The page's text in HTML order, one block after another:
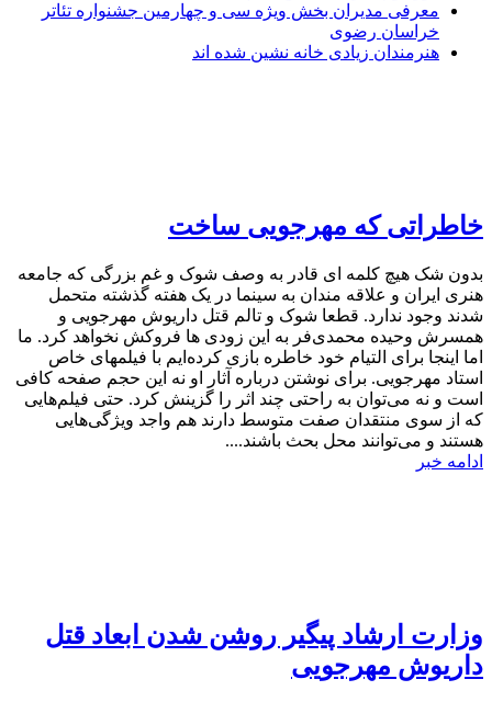
معرفی مدیران بخش ویژه سی و چهارمین جشنواره تئاتر
خراسان رضوی
هنرمندان زیادی خانه نشین شده اند
خاطراتی که مهرجویی ساخت
بدون شک هیچ کلمه ای قادر به وصف شوک و غم بزرگی که جامعه
هنری ایران و علاقه مندان به سینما در یک هفته گذشته متحمل
شدند وجود ندارد. قطعا شوک و تالم قتل داریوش مهرجویی و
همسرش وحیده محمدی‌فر به این زودی ها فروکش نخواهد کرد. ما
اما اینجا برای التیام خود خاطره بازی کرده‌ایم با فیلمهای خاص
استاد مهرجویی. برای نوشتن درباره آثار او نه این حجم صفحه کافی
است و نه می‌توان به راحتی چند اثر را گزینش کرد. حتی فیلم‌هایی
که از سوی منتقدان صفت متوسط دارند هم واجد ویژگی‌هایی
هستند و می‌توانند محل بحث باشند....
ادامه خبر
وزارت ارشاد پیگیر روشن شدن ابعاد قتل
داریوش مهرجویی